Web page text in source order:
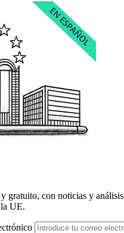
gratuito, con noticias y análisis
UE.